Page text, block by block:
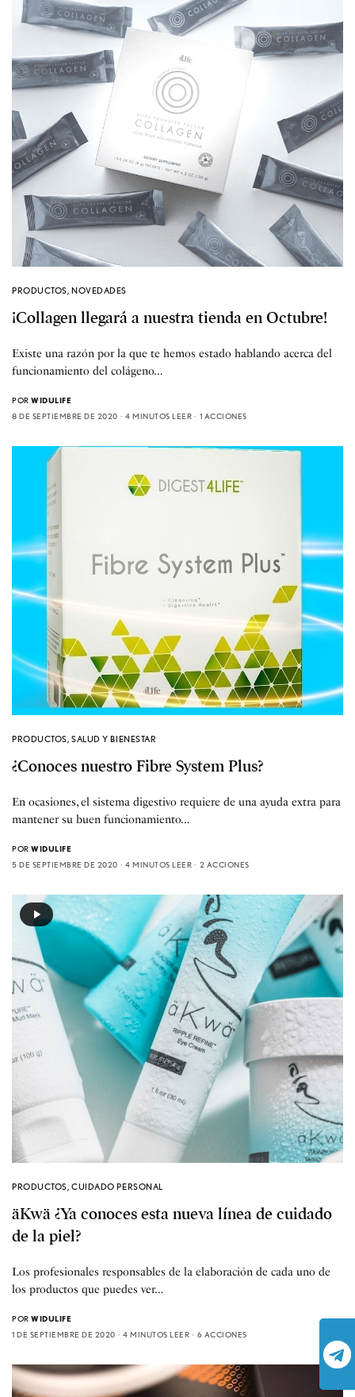
PRODUCTOS,NOVEDADES
¡Collagen llegará a nuestra tienda en Octubre!
Existe una razón por la que te hemos estado hablando acerca del
funcionamiento del colágeno…
POR WIDULIFE
8 DE SEPTIEMBRE DE 2020
4 MINUTOS LEER 1 ACCIONES
PRODUCTOS,SALUD Y BIENESTAR
¿Conoces nuestro Fibre System Plus?
En ocasiones, el sistema digestivo requiere de una ayuda extra para
mantener su buen funcionamiento…
POR WIDULIFE
5 DE SEPTIEMBRE DE 2020
4 MINUTOS LEER 2 ACCIONES
PRODUCTOS,CUIDADO PERSONAL
äKwä ¿Ya conoces esta nueva línea de cuidado
de la piel?
Los profesionales responsables de la elaboración de cada uno de
los productos que puedes ver…
POR WIDULIFE
1 DE SEPTIEMBRE DE 2020
4 MINUTOS LEER 6 ACCIONES